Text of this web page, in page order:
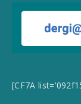
[CF7A